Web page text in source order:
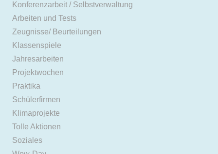
Konferenzarbeit / Selbstverwaltung
Arbeiten und Tests
Zeugnisse/ Beurteilungen
Klassenspiele
Jahresarbeiten
Projektwochen
Praktika
Schülerfirmen
Klimaprojekte
Tolle Aktionen
Soziales